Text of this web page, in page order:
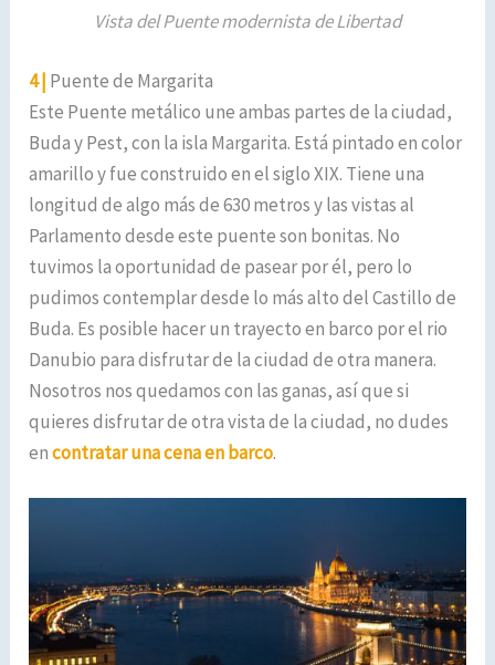
Vista del Puente modernista de Libertad
4 | Puente de Margarita
Este Puente metálico une ambas partes de la ciudad,
Buda y Pest, con la isla Margarita. Está pintado en color
amarillo y fue construido en el siglo XIX. Tiene una
longitud de algo más de 630 metros y las vistas al
Parlamento desde este puente son bonitas. No
tuvimos la oportunidad de pasear por él, pero lo
pudimos contemplar desde lo más alto del Castillo de
Buda. Es posible hacer un trayecto en barco por el rio
Danubio para disfrutar de la ciudad de otra manera.
Nosotros nos quedamos con las ganas, así que si
quieres disfrutar de otra vista de la ciudad, no dudes
encontratar una cena en barco.